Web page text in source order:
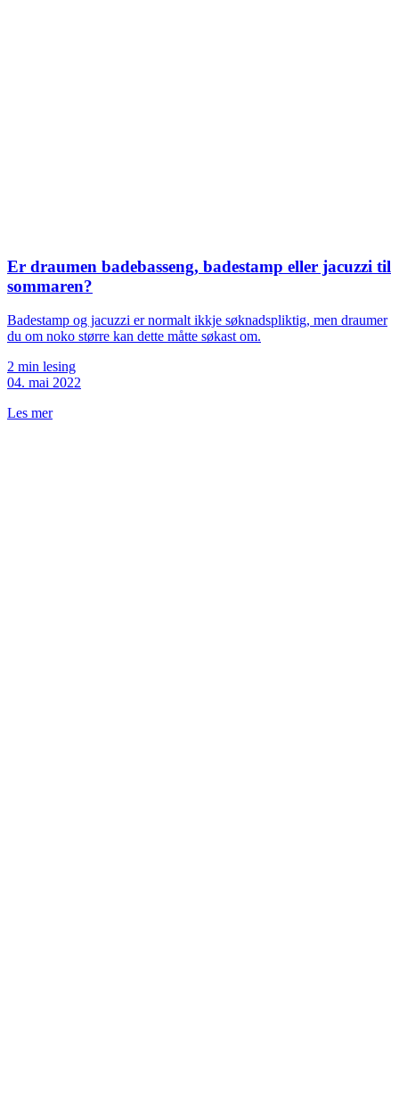
Er draumen badebasseng, badestamp eller jacuzzi til
sommaren?
Badestamp og jacuzzi er normalt ikkje søknadspliktig, men draumer
du om noko større kan dette måtte søkast om.
2 min lesing
04. mai 2022
Les mer